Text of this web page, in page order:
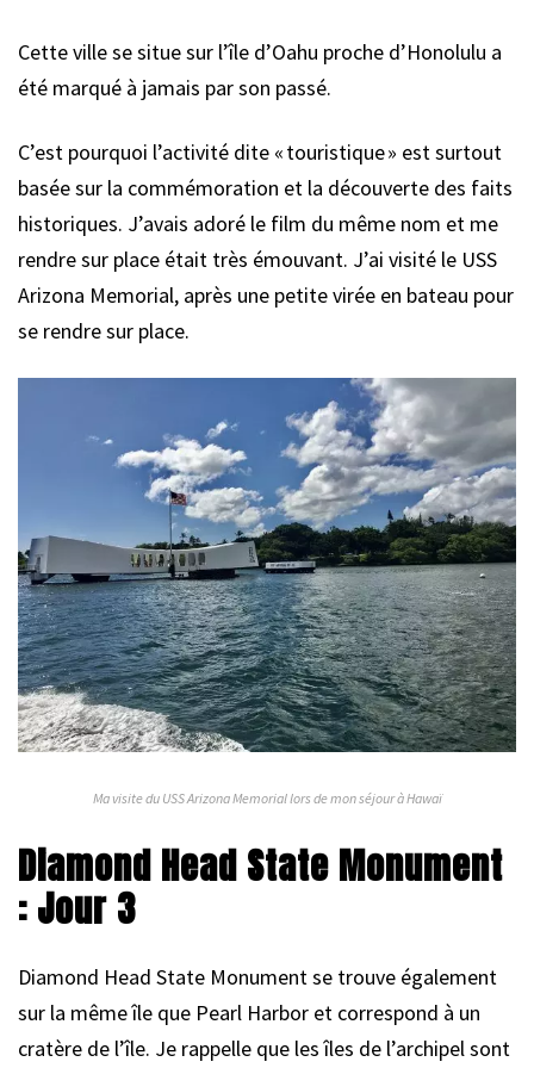
Cette ville se situe sur l’île d’Oahu proche d’Honolulu a
été marqué à jamais par son passé.
C’est pourquoi l’activité dite « touristique » est surtout
basée sur la commémoration et la découverte des faits
historiques. J’avais adoré le film du même nom et me
rendre sur place était très émouvant. J’ai visité le USS
Arizona Memorial, après une petite virée en bateau pour
se rendre sur place.
Ma visite du USS Arizona Memorial lors de mon séjour à Hawaï
Diamond Head State Monument
: Jour 3
Diamond Head State Monument se trouve également
sur la même île que Pearl Harbor et correspond à un
cratère de l’île. Je rappelle que les îles de l’archipel sont